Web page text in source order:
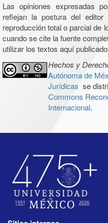
Las opiniones expresadas
reflejan la postura del
reproducción total o parcial de
cuando se cite la fuente
utilizar los textos aquí
Hechos y
Autónoma de
Jurídicas se
Commons
Internacional.